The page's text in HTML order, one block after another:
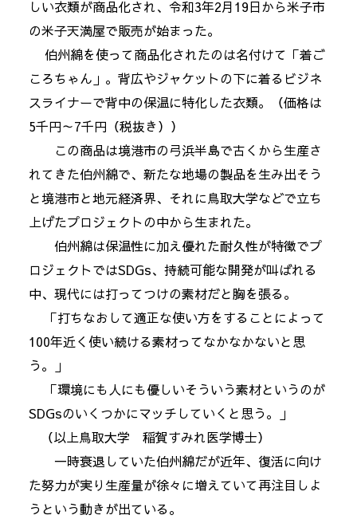
しい衣類が商品化され、令和3年2月19日から米子市
の米子天満屋で販売が始まった。
伯州綿を使って商品化されたのは名付けて「着ご
ころちゃん」。背広やジャケットの下に着るビジネ
スライナーで背中の保温に特化した衣類。（価格は
5千円～7千円（税抜き））
この商品は境港市の弓浜半島で古くから生産さ
れてきた伯州綿で、新たな地場の製品を生み出そう
と境港市と地元経済界、それに鳥取大学などで立ち
上げたプロジェクトの中から生まれた。
伯州綿は保温性に加え優れた耐久性が特徴でプ
ロジェクトではSDGs、持続可能な開発が叫ばれる
中、現代には打ってつけの素材だと胸を張る。
「打ちなおして適正な使い方をすることによって
100年近く使い続ける素材ってなかなかないと思
う。」
「環境にも人にも優しいそういう素材というのが
SDGsのいくつかにマッチしていくと思う。」
（以上鳥取大学 稲賀すみれ医学博士）
一時衰退していた伯州綿だが近年、復活に向け
た努力が実り生産量が徐々に増えていて再注目しよ
うという動きが出ている。